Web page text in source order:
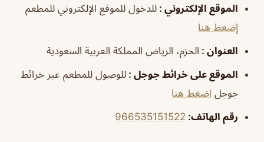
الموقع الإلكتروني : للدخول للموقع الإلكتروني للمطعم
إضغط هنا
العنوان : الحزم، الرياض المملكة العربية السعودية
الموقع على خرائط جوجل : للوصول للمطعم عبر خرائط
جوجل اضغط هنا
رقم الهاتف: 966535151522